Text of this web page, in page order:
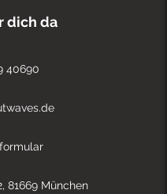
dich da
40690
81669 München